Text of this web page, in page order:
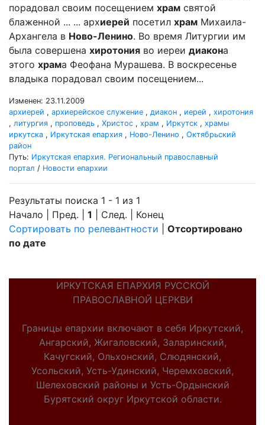
порадовал своим посещением храм святой
блаженной ... ... архиерей посетил храм Михаила-
Архангела в Ново-Ленино. Во время Литургии им
была совершена хиротония во иереи диакона
этого храма Феофана Мурашева. В воскресенье
владыка порадовал своим посещением...
Изменен: 23.11.2009
архиерей , архиерейское служение , диакон , иерей , хиротония
, литургия , проповедь , Христос , храм , Иркутск , храмы
иркутска , Иркутская епархия , Ново-Ленино , Октябрьский
район
Путь: Иркутская епархия. Региональный православный
портал / Новости епархии
Результаты поиска 1 - 1 из 1
Начало | Пред. | 1 | След. | Конец
Сортировать по релевантности
Отсортировано
по дате
ИРКУТСКАЯ ЕПАРХИЯ РУССКОЙ
ПРАВОСЛАВНОЙ ЦЕРКВИ
Границы епархии включают в себя Иркутский,
Ангарский, Жигаловский, Заларинский,
Качугский, Ольхонский, Слюдянский,
Усольский, Усть-Удинский, Черемховский,
Шелеховский районы и Усть-Ордынский
Бурятский округ Иркутской области.